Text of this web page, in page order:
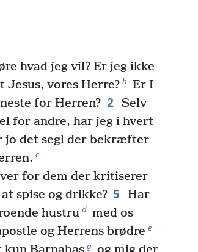
hvad jeg vil? Er jeg ikke
Jesus, vores Herre? b Er I
for Herren? 2 Selv
for andre, har jeg i hvert
det segl der bekræfter
c
for dem der kritiserer
spise og drikke? 5
Har
hustru d med os
og Herrens brødre e
g